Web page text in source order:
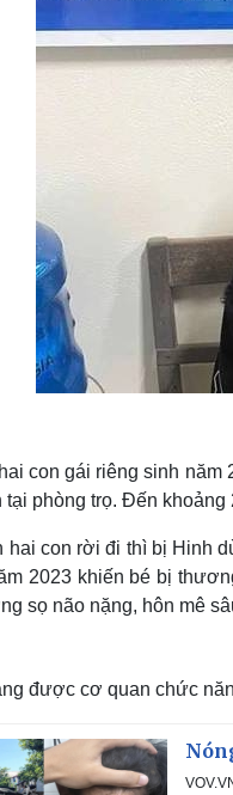
online
con gái riêng sinh năm
phòng trọ. Đến
hai con rời đi thì bị Hinh
2023 khiến bé bị
sọ não nặng, hôn mê
được cơ quan chức